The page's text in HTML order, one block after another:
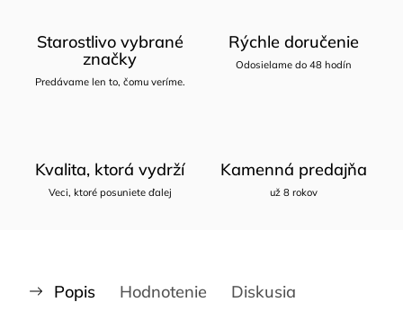
Starostlivo vybrané
značky
Predávame len to, čomu veríme.
Rýchle doručenie
Odosielame do 48 hodín
Kvalita, ktorá vydrží
Veci, ktoré posuniete ďalej
Kamenná predajňa
už 8 rokov
Popis Hodnotenie Diskusia